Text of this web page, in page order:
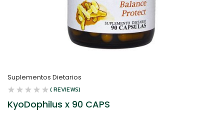
Suplementos Dietarios
( REVIEWS)
KyoDophilus x 90 CAPS